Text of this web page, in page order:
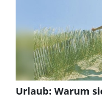
Urlaub: Warum